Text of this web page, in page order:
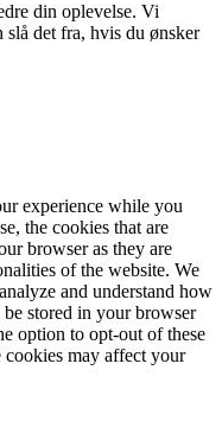
din oplevelse. Vi
slå det fra, hvis du ønsker
experience while you
the cookies that are
browser as they are
of the website. We
and understand how
stored in your browser
option to opt-out of these
may affect your